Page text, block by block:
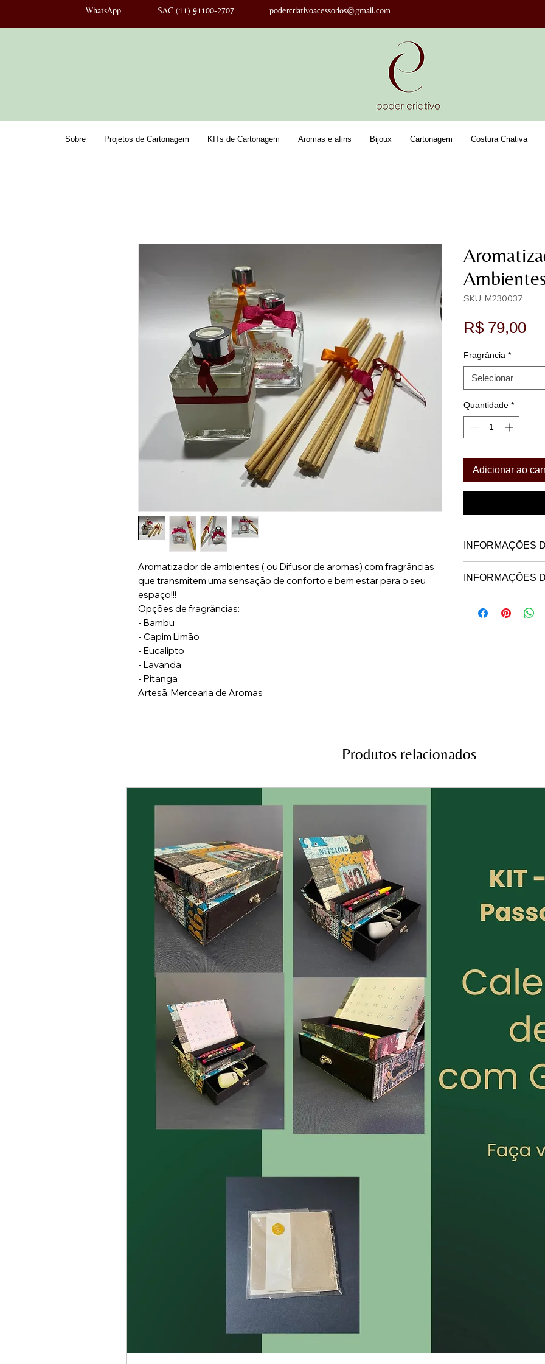
WhatsApp podercriativoacessorios@gmail.com
SAC (11) 91100-2707
Sobre Projetos de Cartonagem KITs de Cartonagem Aromas e afins Bijoux Cartonagem Costura Criativa
Aromatizador de ambientes ( ou Difusor de aromas) com fragrâncias
que transmitem uma sensação de conforto e bem estar para o seu
espaço!!!
Opções de fragrâncias:
- Bambu
- Capim Limão
- Eucalipto
- Lavanda
- Pitanga
Artesã: Mercearia de Aromas
SKU: M230037
R$ 79,00
Fragrância *
Selecionar
Quantidade *
Adicionar ao
INFORMAÇÕES
- Aromatizador
essências Peter
- Frasco “Cubo”
INFORMAÇÕES
confirmação do
Produtos relacionados